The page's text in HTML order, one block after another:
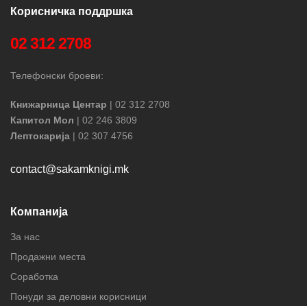
Корисничка поддршка
02 312 2708
Телефонски броеви:
Книжарница Центар | 02 312 2708
Капитол Мол | 02 246 3809
Лептокарија | 02 307 4756
contact@sakamknigi.mk
Компанија
За нас
Продажни места
Соработка
Понуди за деловни корисници